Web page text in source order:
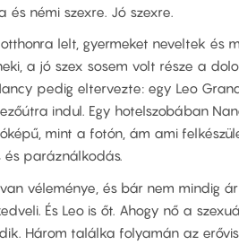
és némi szexre. Jó szexre.
lelt, gyermeket neveltek és
a jó szex sosem volt része a
pedig eltervezte: egy Leo
indul. Egy hotelszobában
mint a fotón, ám ami
paráználkodás.
véleménye, és bár nem mindig
És Leo is őt. Ahogy nő a
Három találka folyamán az